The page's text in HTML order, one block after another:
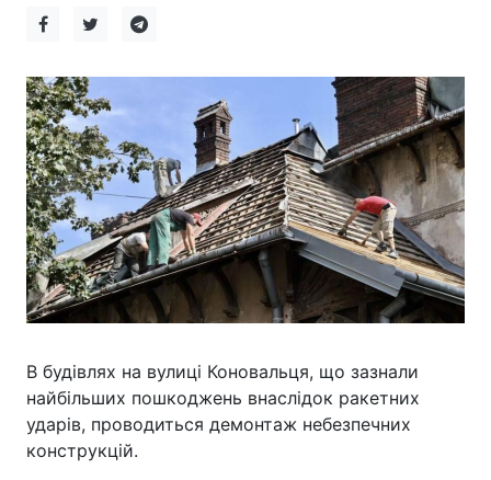
В будівлях на вулиці Коновальця, що зазнали
найбільших пошкоджень внаслідок ракетних
ударів, проводиться демонтаж небезпечних
конструкцій.